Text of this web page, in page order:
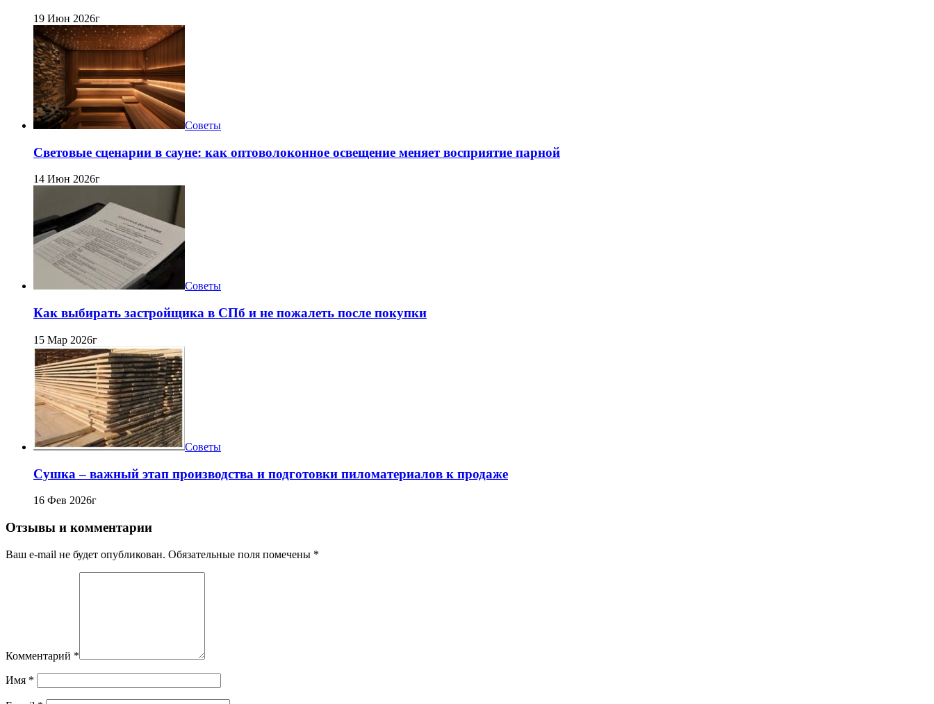
19 Июн 2026г
Советы
Световые сценарии в сауне: как оптоволоконное освещение меняет восприятие парной
14 Июн 2026г
Советы
Как выбирать застройщика в СПб и не пожалеть после покупки
15 Мар 2026г
Советы
Сушка – важный этап производства и подготовки пиломатериалов к продаже
16 Фев 2026г
Отзывы и комментарии
Ваш e-mail не будет опубликован. Обязательные поля помечены *
Комментарий *
Имя *